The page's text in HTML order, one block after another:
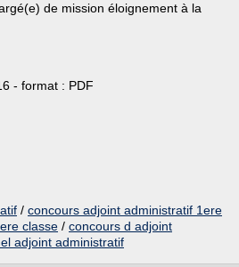
de mission éloignement à la
- format : PDF
/ concours adjoint administratif 1ere
classe / concours d adjoint
adjoint administratif